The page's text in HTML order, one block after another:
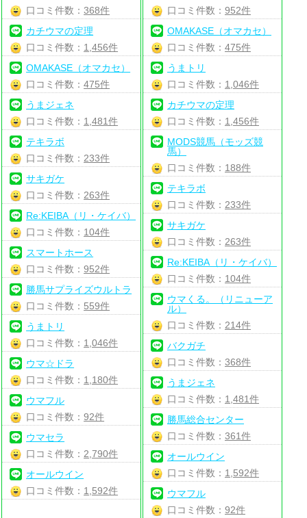
口コミ件数：368件
カチウマの定理
口コミ件数： 1,456件
OMAKASE（オマカセ）
口コミ件数：475件
うまジェネ
口コミ件数： 1,481件
テキラボ
口コミ件数： 233件
サキガケ
口コミ件数： 263件
Re:KEIBA（リ・ケイバ）
口コミ件数： 104件
スマートホース
口コミ件数：952件
勝馬サプライズウルトラ
口コミ件数： 559件
うまトリ
口コミ件数： 1,046件
ウマ☆ドラ
口コミ件数： 1,180件
ウマフル
口コミ件数：92件
ウマセラ
口コミ件数： 2,790件
オールウイン
口コミ件数： 1,592件
口コミ件数： 952件
OMAKASE（オマカセ）
口コミ件数： 475件
うまトリ
口コミ件数： 1,046件
カチウマの定理
口コミ件数： 1,456件
MODS競馬（モッズ競
馬）
口コミ件数： 188件
テキラボ
口コミ件数： 233件
サキガケ
口コミ件数： 263件
Re:KEIBA（リ・ケイバ）
口コミ件数： 104件
ウマくる。（リニューア
ル）
口コミ件数： 214件
バクガチ
口コミ件数： 368件
うまジェネ
口コミ件数： 1,481件
勝馬総合センター
口コミ件数： 361件
オールウイン
口コミ件数： 1,592件
ウマフル
口コミ件数： 92件